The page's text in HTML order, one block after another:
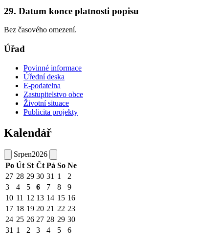
29. Datum konce platnosti popisu
Bez časového omezení.
Úřad
Povinné informace
Úřední deska
E-podatelna
Zastupitelstvo obce
Životní situace
Publicita projekty
Kalendář
Srpen2026
Po Út St Čt Pá So Ne
27 28 29 30 31 1
2
3
4 5 6 7 8
9
10 11 12 13 14 15 16
17 18 19 20 21 22 23
24 25 26 27 28 29 30
31 1 2 3 4 5 6